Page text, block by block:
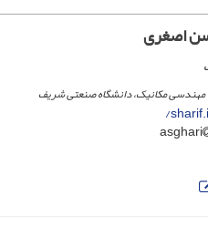
اصغری
مهندسی مکانیک، دانشگاه صنعتی شریف